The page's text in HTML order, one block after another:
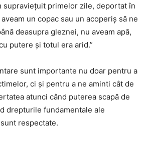
supraviețuit primelor zile, deportat în
un copac sau un acoperiș să ne
deasupra gleznei, nu aveam apă,
putere și totul era arid.”
sunt importante nu doar pentru a
ci și pentru a ne aminti cât de
atunci când puterea scapă de
drepturile fundamentale ale
respectate.